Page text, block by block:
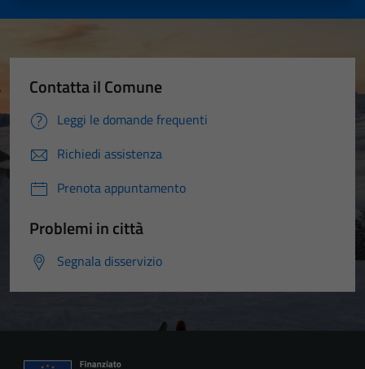
Contatta il Comune
Leggi le domande frequenti
Richiedi assistenza
Prenota appuntamento
Problemi in città
Segnala disservizio